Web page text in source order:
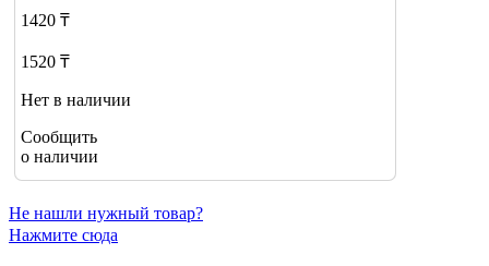
1420 ₸
1520 ₸
Нет в наличии
Сообщить
о наличии
Не нашли нужный товар?
Нажмите сюда